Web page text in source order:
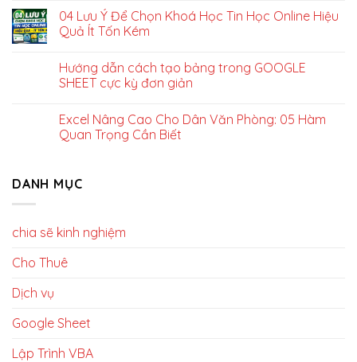
04 Lưu Ý Để Chọn Khoá Học Tin Học Online Hiệu
Quả Ít Tốn Kém
Hướng dẫn cách tạo bảng trong GOOGLE
SHEET cực kỳ đơn giản
Excel Nâng Cao Cho Dân Văn Phòng: 05 Hàm
Quan Trọng Cần Biết
DANH MỤC
chia sẽ kinh nghiệm
Cho Thuê
Dịch vụ
Google Sheet
Lập Trình VBA